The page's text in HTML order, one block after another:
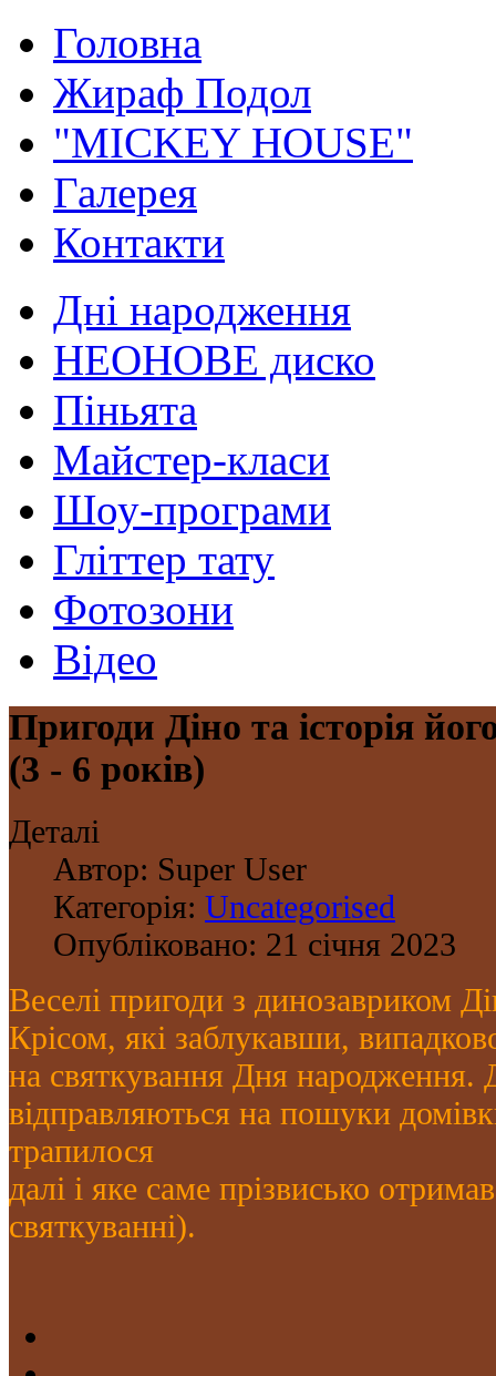
Головна
Жираф Подол
"MICKEY HOUSE"
Галерея
Контакти
Дні народження
НЕОНОВЕ диско
Піньята
Майстер-класи
Шоу-програми
Гліттер тату
Фотозони
Відео
Пригоди Діно та історія
(3 - 6 років)
Деталі
Автор: Super User
Категорія: Uncategorised
Опубліковано: 21 січня 2023
Веселі пригоди з динозавриком
Крісом, які заблукавши,
на святкування Дня народження.
відправляються на пошуки
трапилося
далі і яке саме прізвисько
святкуванні).